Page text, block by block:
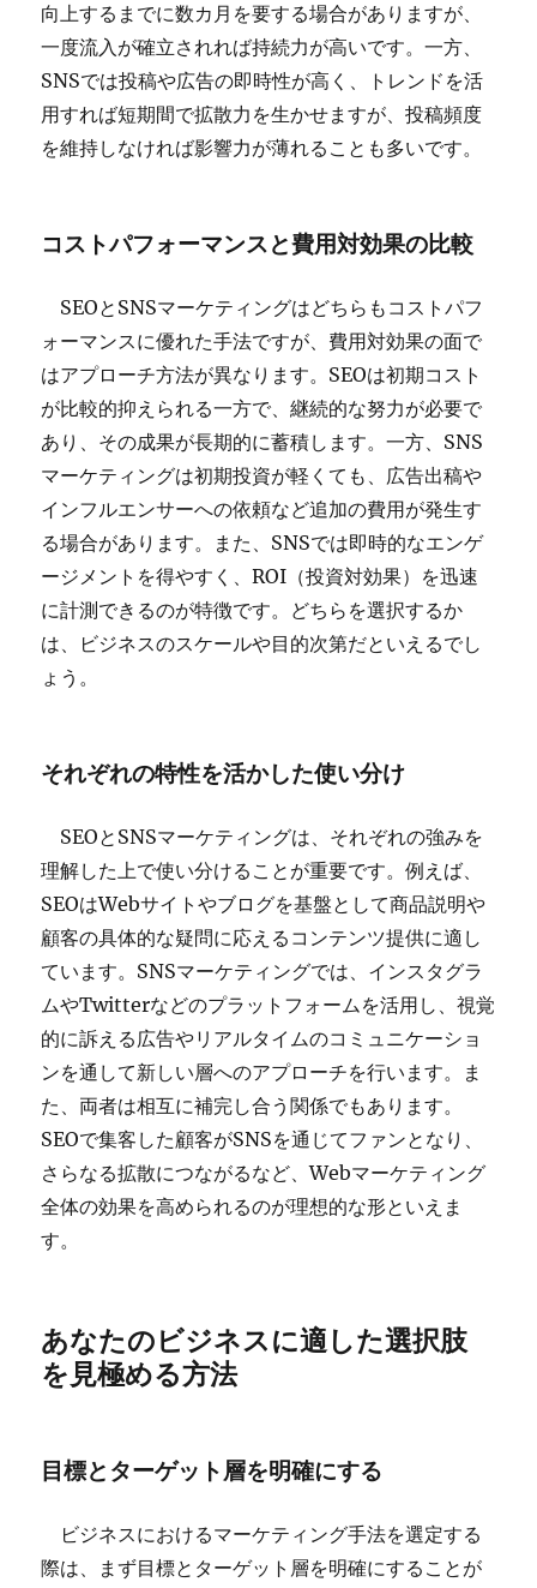
向上するまでに数カ月を要する場合がありますが、
一度流入が確立されれば持続力が高いです。一方、
SNSでは投稿や広告の即時性が高く、トレンドを活
用すれば短期間で拡散力を生かせますが、投稿頻度
を維持しなければ影響力が薄れることも多いです。
コストパフォーマンスと費用対効果の比較
SEOとSNSマーケティングはどちらもコストパフ
ォーマンスに優れた手法ですが、費用対効果の面で
はアプローチ方法が異なります。SEOは初期コスト
が比較的抑えられる一方で、継続的な努力が必要で
あり、その成果が長期的に蓄積します。一方、SNS
マーケティングは初期投資が軽くても、広告出稿や
インフルエンサーへの依頼など追加の費用が発生す
る場合があります。また、SNSでは即時的なエンゲ
ージメントを得やすく、ROI（投資対効果）を迅速
に計測できるのが特徴です。どちらを選択するか
は、ビジネスのスケールや目的次第だといえるでし
ょう。
それぞれの特性を活かした使い分け
SEOとSNSマーケティングは、それぞれの強みを
理解した上で使い分けることが重要です。例えば、
SEOはWebサイトやブログを基盤として商品説明や
顧客の具体的な疑問に応えるコンテンツ提供に適し
ています。SNSマーケティングでは、インスタグラ
ムやTwitterなどのプラットフォームを活用し、視覚
的に訴える広告やリアルタイムのコミュニケーショ
ンを通して新しい層へのアプローチを行います。ま
た、両者は相互に補完し合う関係でもあります。
SEOで集客した顧客がSNSを通じてファンとなり、
さらなる拡散につながるなど、Webマーケティング
全体の効果を高められるのが理想的な形といえま
す。
あなたのビジネスに適した選択肢
を見極める方法
目標とターゲット層を明確にする
ビジネスにおけるマーケティング手法を選定する
際は、まず目標とターゲット層を明確にすることが